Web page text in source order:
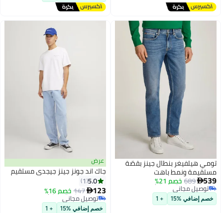
تومي هيلفيغر بنطال جينز بقصّة
مستقيمة ونمط باهت
539
689خصم 21%
أقل سعر في 30 يوم
توصيل مجاني
أقل سعر في 30 يوم
خصم إضافي %15 + 1
عرض
جاك اند جونز جينز جيجدي مستقيم
5.0
1
123
147خصم 16%
أقل سعر في 7 يوم
توصيل مجاني
أقل سعر في 7 يوم
خصم إضافي %15 + 1